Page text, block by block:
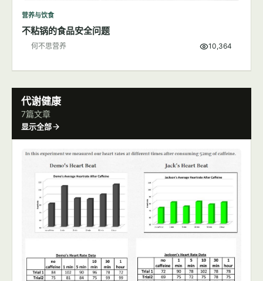
营养与饮食
不粘锅的食品安全问题
何不思营养 10,364
代谢健康
7篇文章
显示全部